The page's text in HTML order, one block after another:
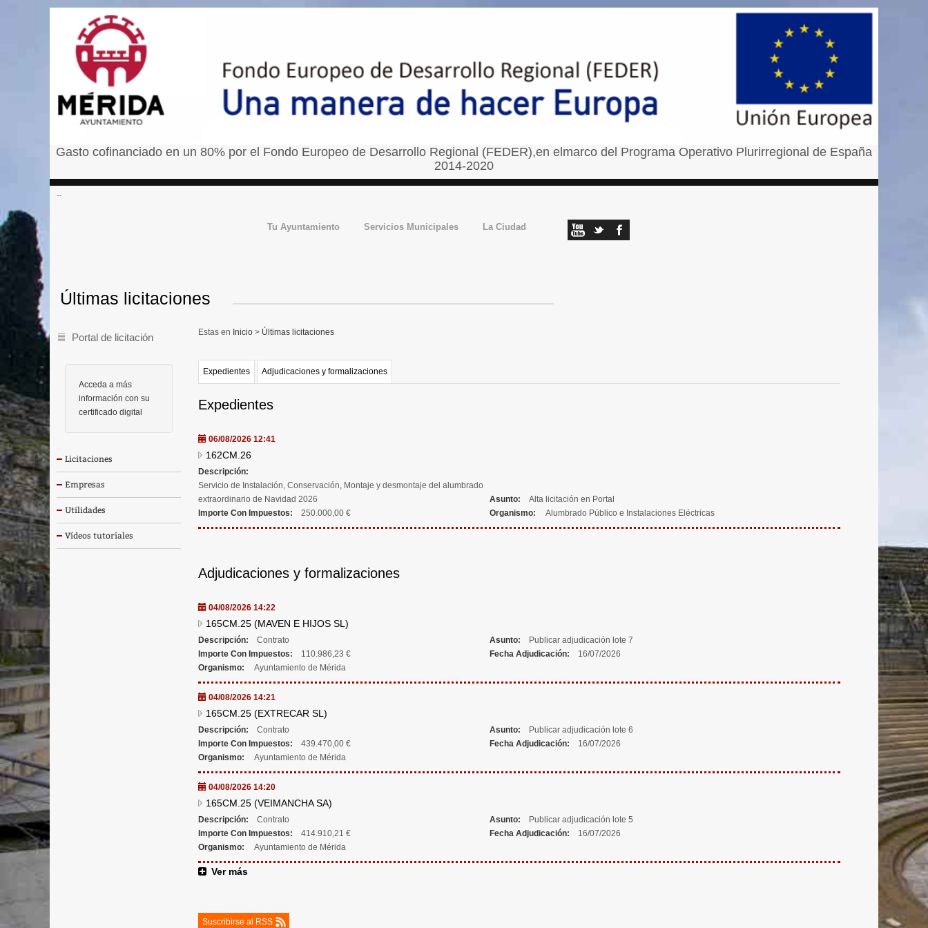
Gasto cofinanciado en un 80% por el Fondo Europeo de Desarrollo Regional (FEDER),en elmarco del Programa Operativo Plurirregional de España
2014-2020
Tu Ayuntamiento Servicios Municipales La Ciudad
Portal de licitación
Acceda a más
información con su
certificado digital
Licitaciones
Empresas
Utilidades
Vídeos tutoriales
Inicio > Últimas licitaciones
Últimas licitaciones
Expedientes Adjudicaciones y formalizaciones
Expedientes
06/08/2026 12:41
162CM.26
Descripción:
Servicio de Instalación, Conservación, Montaje y desmontaje del alumbrado
extraordinario de Navidad 2026
Asunto:
Alta licitación en Portal
Importe Con Impuestos:
250.000,00 € Organismo: Alumbrado Público e Instalaciones Eléctricas
Adjudicaciones y formalizaciones
04/08/2026 14:22
165CM.25 (MAVEN E HIJOS SL)
Descripción: Contrato Asunto:
Publicar adjudicación lote 7
Importe Con Impuestos:
110.986,23 € Fecha Adjudicación:
16/07/2026
Organismo:
Ayuntamiento de Mérida
04/08/2026 14:21
165CM.25 (EXTRECAR SL)
Descripción: Contrato Asunto:
Publicar adjudicación lote 6
Importe Con Impuestos:
439.470,00 € Fecha Adjudicación:
16/07/2026
Organismo:
Ayuntamiento de Mérida
04/08/2026 14:20
165CM.25 (VEIMANCHA SA)
Descripción: Contrato Asunto:
Publicar adjudicación lote 5
Importe Con Impuestos:
414.910,21 € Fecha Adjudicación:
16/07/2026
Organismo:
Ayuntamiento de Mérida
Ver más
Suscribirse al RSS